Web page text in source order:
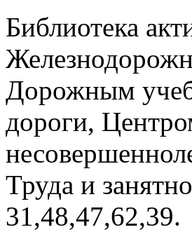
Библиотека
Дорожным
дороги,
Труда и
31,48,47,62,39.